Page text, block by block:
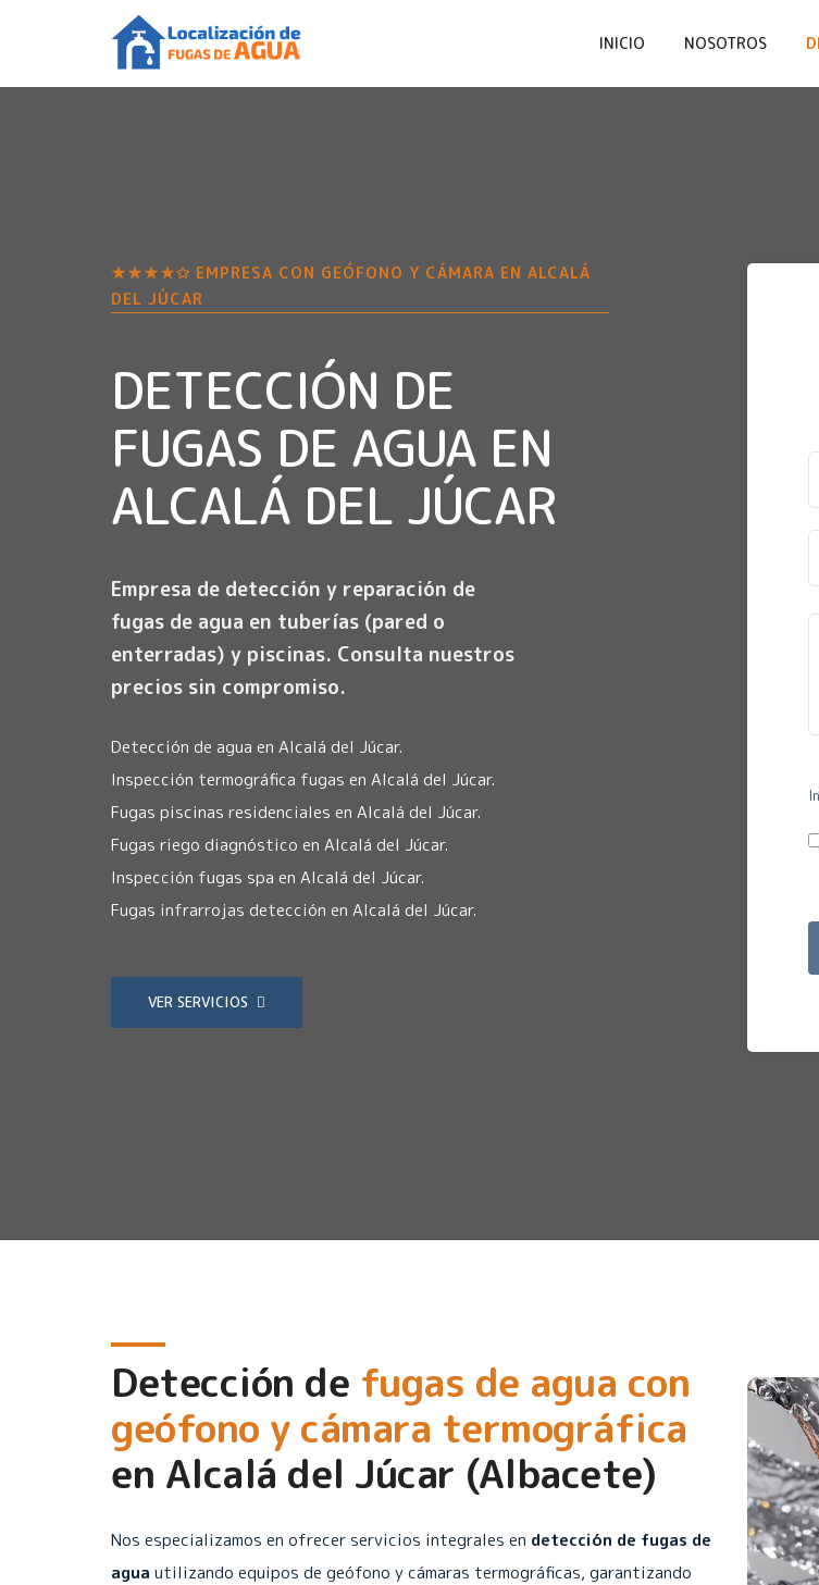
INICIO NOSOTROS
★★★★✩ EMPRESA CON GEÓFONO Y CÁMARA EN ALCALÁ
DEL JÚCAR
DETECCIÓN DE
FUGAS DE AGUA EN
ALCALÁ DEL JÚCAR
Empresa de detección y reparación de
fugas de agua en tuberías (pared o
enterradas) y piscinas. Consulta nuestros
precios sin compromiso.
Detección de agua en Alcalá del Júcar.
Inspección termográfica fugas en Alcalá del Júcar.
Fugas piscinas residenciales en Alcalá del Júcar.
Fugas riego diagnóstico en Alcalá del Júcar.
Inspección fugas spa en Alcalá del Júcar.
Fugas infrarrojas detección en Alcalá del Júcar.
VER SERVICIOS
Detección de fugas de agua con
geófono y cámara termográfica
en Alcalá del Júcar (Albacete)
Nos especializamos en ofrecer servicios integrales en detección de fugas de
agua utilizando equipos de geófono y cámaras termográficas, garantizando